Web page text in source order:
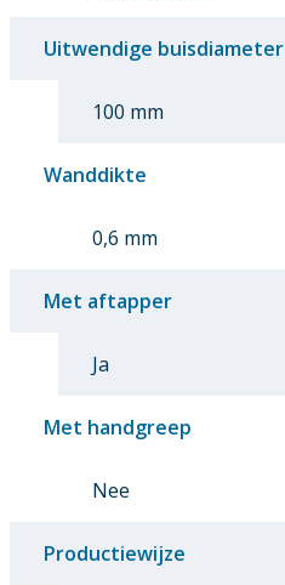
Uitwendige buisdiameter
100 mm
Wanddikte
0,6 mm
Met aftapper
Ja
Met handgreep
Nee
Productiewijze